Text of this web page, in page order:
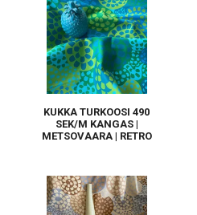
KUKKA TURKOOSI 490
SEK/M KANGAS |
METSOVAARA | RETRO